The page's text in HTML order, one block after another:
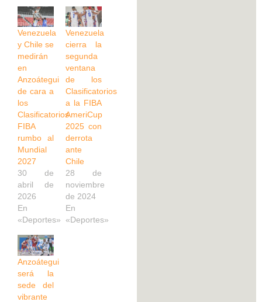
Venezuela
y Chile se
medirán
en
Anzoátegui
de cara a
los
Clasificatorios
FIBA
rumbo al
Mundial
2027
30 de
abril de
2026
En
«Deportes»
Venezuela
cierra la
segunda
ventana
de los
Clasificatorios
a la FIBA
AmeriCup
2025 con
derrota
ante
Chile
28 de
noviembre
de 2024
En
«Deportes»
Anzoátegui
será la
sede del
vibrante